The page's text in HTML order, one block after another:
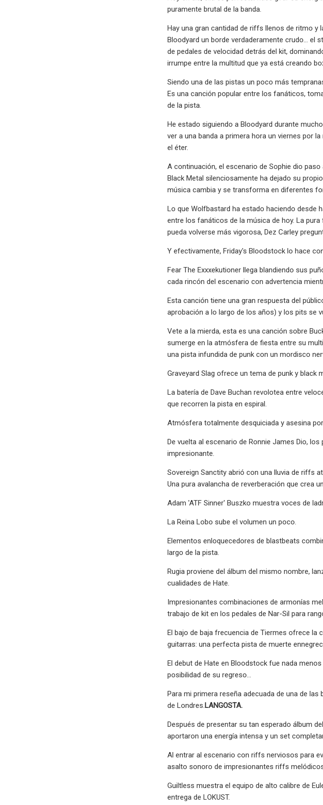
puramente brutal de la banda.
Hay una gran cantidad de riffs llenos de ritmo y
Bloodyard un borde verdaderamente crudo...
de pedales de velocidad detrás del kit,
irrumpe entre la multitud que ya está creando
Siendo una de las pistas un poco más
Es una canción popular entre los fanáticos,
de la pista.
He estado siguiendo a Bloodyard durante
ver a una banda a primera hora un viernes por
el éter.
A continuación, el escenario de Sophie dio paso
Black Metal silenciosamente ha dejado su
música cambia y se transforma en diferentes
Lo que Wolfbastard ha estado haciendo desde
entre los fanáticos de la música de hoy. La
pueda volverse más vigorosa, Dez Carley
Y efectivamente, Friday's Bloodstock lo hace
Fear The Exxxekutioner llega blandiendo sus
cada rincón del escenario con advertencia
Esta canción tiene una gran respuesta del
aprobación a lo largo de los años) y los pits se
Vete a la mierda, esta es una canción sobre
sumerge en la atmósfera de fiesta entre su
una pista infundida de punk con un mordisco
Graveyard Slag ofrece un tema de punk y black
La batería de Dave Buchan revolotea entre
que recorren la pista en espiral.
Atmósfera totalmente desquiciada y asesina
De vuelta al escenario de Ronnie James Dio,
impresionante.
Sovereign Sanctity abrió con una lluvia de riffs
Una pura avalancha de reverberación que crea
Adam 'ATF Sinner' Buszko muestra voces de
La Reina Lobo sube el volumen un poco.
Elementos enloquecedores de blastbeats
largo de la pista.
Rugia proviene del álbum del mismo nombre,
cualidades de Hate.
Impresionantes combinaciones de armonías
trabajo de kit en los pedales de Nar-Sil para
El bajo de baja frecuencia de Tiermes ofrece
guitarras: una perfecta pista de muerte
El debut de Hate en Bloodstock fue nada
posibilidad de su regreso...
Para mi primera reseña adecuada de una de
de Londres. LANGOSTA.
Después de presentar su tan esperado álbum
aportaron una energía intensa y un set
Al entrar al escenario con riffs nerviosos para
asalto sonoro de impresionantes riffs
Guiltless muestra el equipo de alto calibre de
entrega de LOKUST.